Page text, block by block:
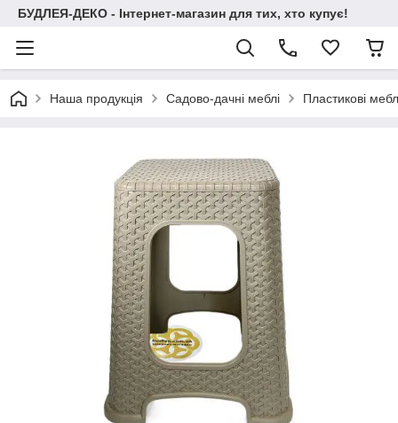
БУДЛЕЯ-ДЕКО - Інтернет-магазин для тих, хто купує!
Наша продукція Садово-дачні меблі Пластикові